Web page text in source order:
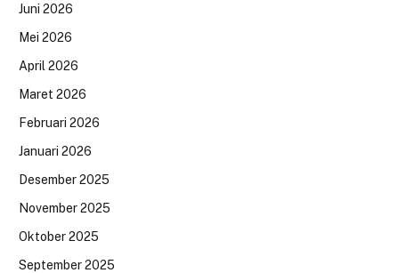
Juni 2026
Mei 2026
April 2026
Maret 2026
Februari 2026
Januari 2026
Desember 2025
November 2025
Oktober 2025
September 2025